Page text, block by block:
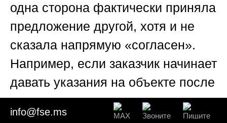
одна сторона фактически приняла
предложение другой, хотя и не
сказала напрямую «согласен».
Например, если заказчик начинает
давать указания на объекте после
получения коммерческого
предложения, это молчаливое
info@fse.ms